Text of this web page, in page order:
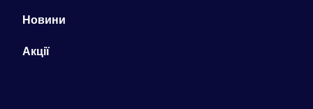
Новини
Акції